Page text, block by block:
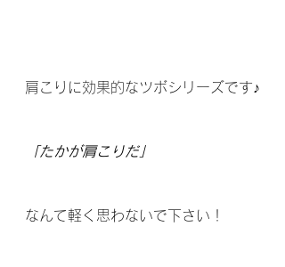
肩こりに効果的なツボシリーズです♪
「たかが肩こりだ」
なんて軽く思わないで下さい！